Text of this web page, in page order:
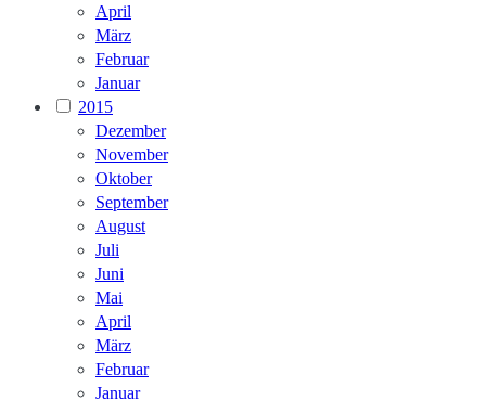
April
März
Februar
Januar
2015
Dezember
November
Oktober
September
August
Juli
Juni
Mai
April
März
Februar
Januar